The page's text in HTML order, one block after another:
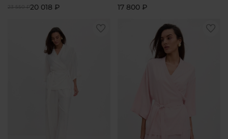
23 550 ₽20 018 ₽ 17 800 ₽